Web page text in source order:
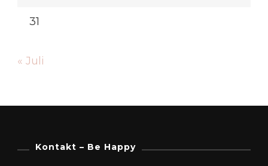
31
« Juli
Kontakt – Be Happy